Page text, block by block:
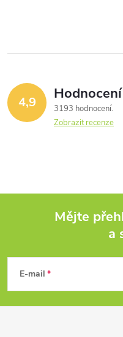
4,9
3193 hodnocení
Zobrazit recenze
p
Mějte
a
E-mail